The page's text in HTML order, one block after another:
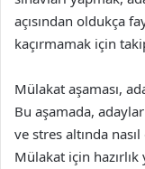
açısından oldukça
kaçırmamak için
Mülakat aşaması,
Bu aşamada,
ve stres altında
Mülakat için hazırlık